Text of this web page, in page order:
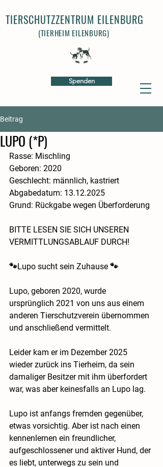
Spenden
TIERSCHUTZZENTRUM EILENBURG
(TIERHEIM EILENBURG)
Beitrag
LUPO (*P)
Rasse: Mischling​
Geboren: 2020
Geschlecht: männlich, kastriert
​Abgabedatum: 13.12.2025
Grund: Rückgabe wegen Überforderung
BITTE LESEN SIE SICH UNSEREN
VERMITTLUNGSABLAUF DURCH!
🐾Lupo sucht sein Zuhause 🐾
Lupo, geboren 2020, wurde
ursprünglich 2021 von uns aus einem
anderen Tierschutzverein übernommen
und anschließend vermittelt.
Leider kam er im Dezember 2025
wieder zurück ins Tierheim, da sein
damaliger Besitzer mit ihm überfordert
war, was aber keinesfalls an Lupo lag.
Lupo ist anfangs fremden gegenüber,
etwas vorsichtig. Aber ist nach einen
kennenlernen ein freundlicher,
aufgeschlossener und aktiver Hund, der
es liebt, unterwegs zu sein und